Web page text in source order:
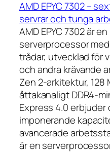
AMD EPYC 7302 –
servrar och tunga
AMD EPYC 7302 är
serverprocessor
trådar, utvecklad för
och andra krävande
Zen 2-arkitektur, 128
åttakanaligt DDR4-
Express 4.0
imponerande
avancerade
är en